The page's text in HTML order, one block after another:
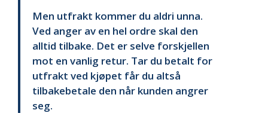
Men utfrakt kommer du aldri unna.
Ved anger av en hel ordre skal den
alltid tilbake. Det er selve forskjellen
mot en vanlig retur. Tar du betalt for
utfrakt ved kjøpet får du altså
tilbakebetale den når kunden angrer
seg.